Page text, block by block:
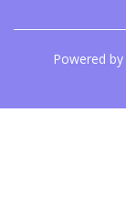
Powered by